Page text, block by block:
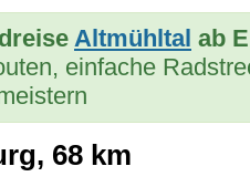
Altmühltal ab
einfache
68 km